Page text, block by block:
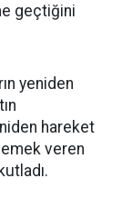
geçtiğini
yeniden
hareket
veren